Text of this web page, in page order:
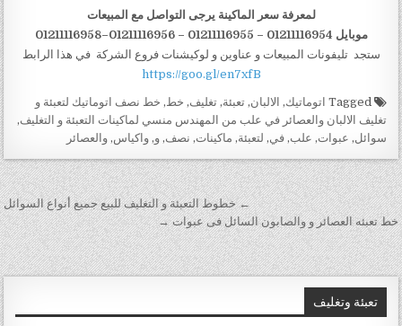
لمعرفة سعر الماكينة يرجى التواصل مع المبيعات
موبايل 01211116954 – 01211116955 – 01211116956–01211116958
ستجد تليفونات المبيعات و عناوين و لوكيشنات فروع الشركة في هذا الرابط
https://goo.gl/en7xfB
Tagged اتوماتيك, الالبان,تعبئة,تغليف, خط, خط نصف اتوماتيك لتعبئة و
تغليف الالبان والعصائر في علب من المهندس منسي لماكينات التعبئة و التغليف,
سوائل, عبوات, علب,في, لتعبئة, ماكينات, نصف,و,واكياس,والعصائر
تصفّح المقالات← خطوط التعبئة و التغليف للبيع جميع أنواع السوائل
خط تعبئه العصائر و والصابون السائل فى عبوات →
تعبئة وتغليف